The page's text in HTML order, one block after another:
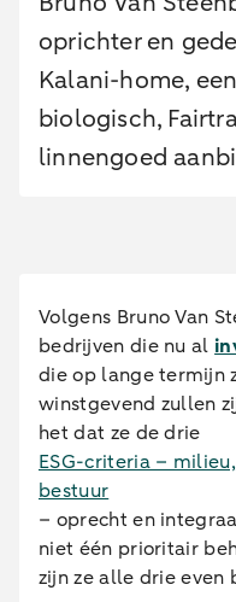
oprichter en
Kalani-home,
biologisch,
linnengoed
Volgens Bruno Van
bedrijven die nu al
die op lange termijn
winstgevend zullen
het dat ze de drie
ESG-criteria –
bestuur
– oprecht en
niet één prioritair
zijn ze alle drie even